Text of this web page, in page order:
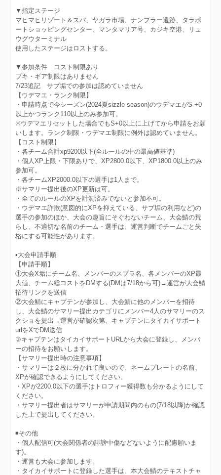
▼指定ステージ
マヒマヒリゾート＆スパ、ヤガラ市場、ナンプラー遺跡、タラポ
ートショッピングセンター、マンタマリア号、カジキ空港、リュ
ウグウターミナル
使用したステージはロストする。
▼参加条件 コスト制限あり
ブキ・ギア制限はありません
7/23追記 サブ垢での参加は認めていません
【ウデマエ・ランク制限】
・申請時点で今シーズン(2024夏sizzle season)のウデマエがS +0
以上かつランク110以上のみ参加可。
※ウデマエリセットした場合でもS+0以上に上げてから申請をお願
いします。ランク制限・ウデマエ制限に例外は認めていません。
【コスト制限】
・各チーム合計xp9200以下(全ルールの中の最高値基準)
・個人XP上限・下限ありで、XP2800.0以下、XP1800.0以上のみ
参加可。
・各チームXP2000.0以下の選手は1人まで。
※サマリー提出後のXP更新は可。
・全てのルールのXPを計測済みでないと参加不可。
・ウデマエ詐欺(意図的にXPを抑えている、サブ垢の利用など)の
選手の参加のほか、大会の趣旨にそぐわないチーム、大会鯖の荒
らし、不適切な名前のチーム・選手は、運営判断でチームごと失
格にする可能性があります。
▪️大会申請手順
【申請手順】
①大会X垢にチーム名、メンバーのスプラ名、各メンバーのXP最
大値、チーム総コストをDMする(DMは7/18から可)→運営が大会鯖
招待リンクを送信
②大会鯖にキャプテンが参加し、大会鯖に他のメンバーを招待
し、大会鯖のサマリー提出カテゴリにメンバー4人のサマリーのス
クショを提出→運営が確認次第、キャプテンにタイカイサポート
urlをXでDM送信
③キャプテンはタイカイサポートURLから大会に登録し、メンバ
ーの招待をお願いします。
【サマリー提出時の注意事項】
・サマリーは２枚に分かれて良いので、ネームプレートの名前、
XPが確認できるようにしてください。
・XPが2200.0以下の選手はトロフィー獲得数も分かるようにして
ください。
・サマリー提出者はサマリーが申請期間内のもの(7/18以降)か確認
した上で提出してください。
◾️その他
・個人配信可(大会関係者の誹謗中傷などないように配慮願いま
す)。
・運営も大会に参加します。
・タイカイサポートに登録した選手は、本大会鯖のテキストチャ